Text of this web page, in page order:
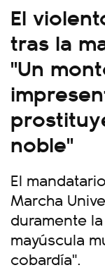
El
tras la
"Un
noble"
El
Marcha
duramente
mayúscula
cobardía".